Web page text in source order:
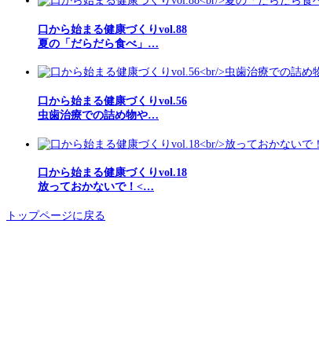
口から始まる健康づくりvol.88
夏の「だらだら食べ」…
口から始まる健康づくりvol.56
虫歯治療での詰め物や…
口から始まる健康づくりvol.18
放っておかないで！<…
トップページに戻る